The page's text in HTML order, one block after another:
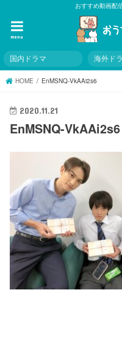
おすすめ動画配
menu
国内ドラマ 海外ド
HOME EnMSNQ-VkAAi2s6
2020.11.21
EnMSNQ-VkAAi2s6